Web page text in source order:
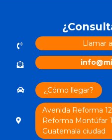
Llamar
¿Cómo llegar?
Avenida Reforma
Reforma Montúfar
Guatemala ciudad